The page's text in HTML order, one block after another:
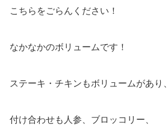
こちらをごらんください！
なかなかのボリュームです！
ステーキ・チキンもボリュームがあり、
付け合わせも人参、ブロッコリー、